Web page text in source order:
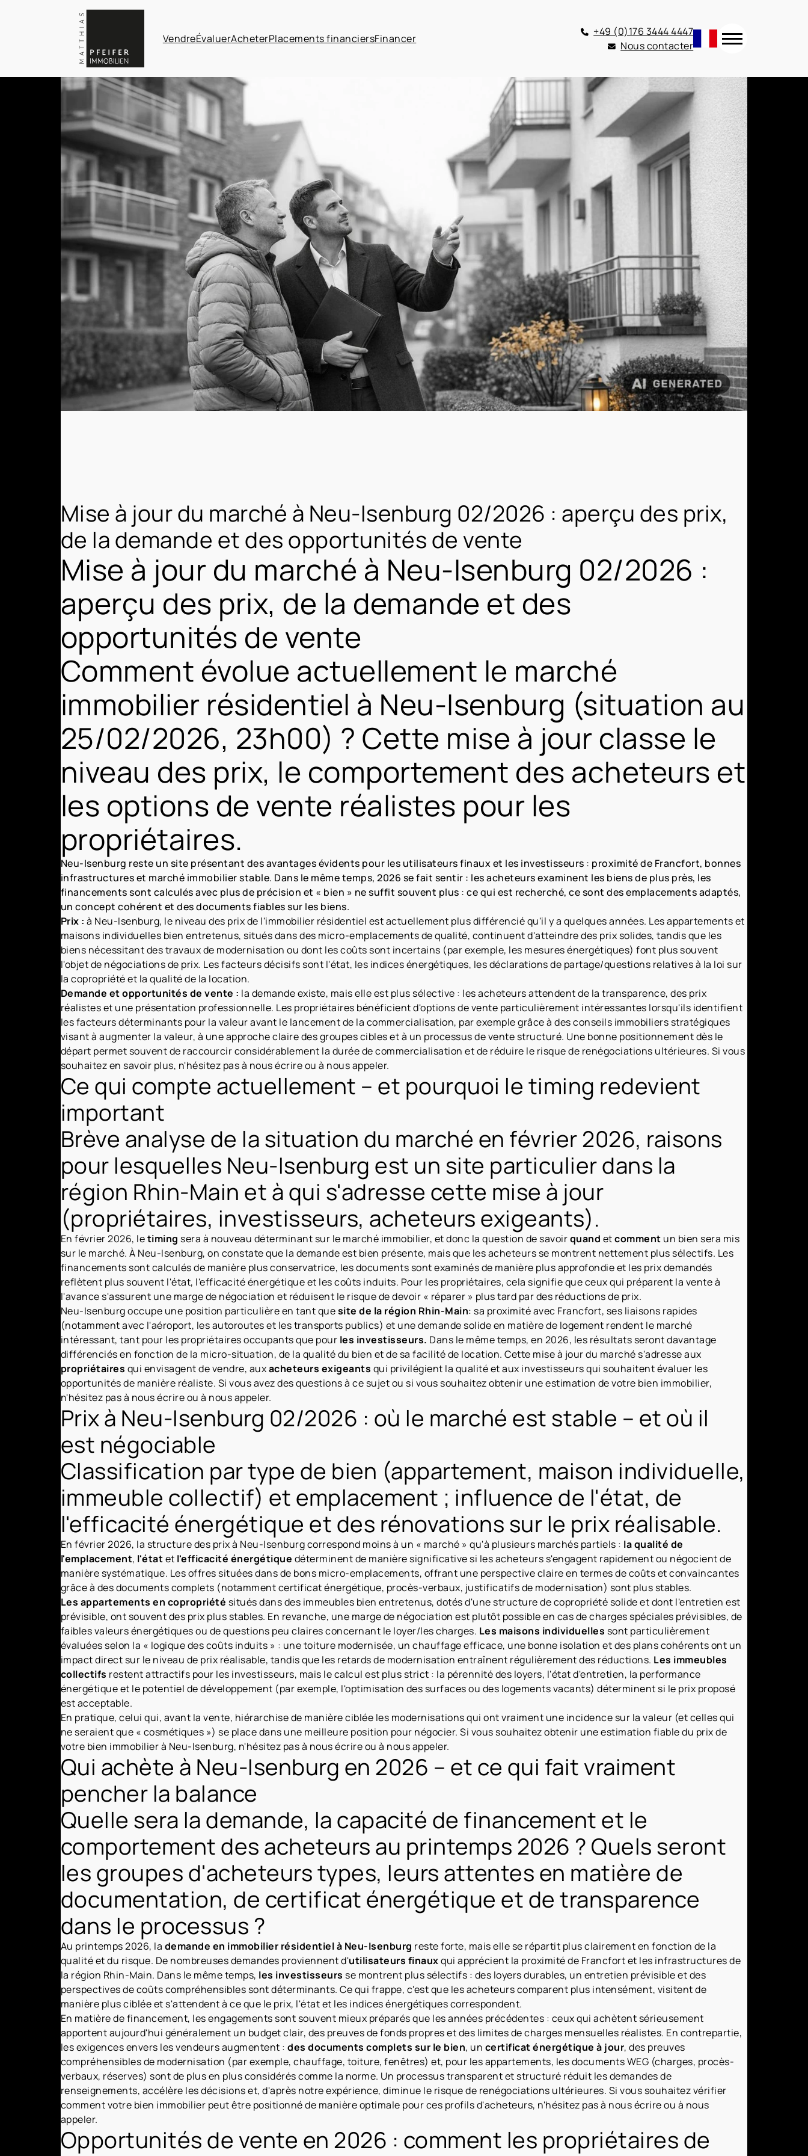
VendreÉvaluerAcheterPlacements financiersFinancer
+49 (0)176 3444 4447
Nous contacter
Mise à jour du marché à Neu-Isenburg 02/2026 : aperçu des prix,
de la demande et des opportunités de vente
Mise à jour du marché à Neu-Isenburg 02/2026 :
aperçu des prix, de la demande et des
opportunités de vente
Comment évolue actuellement le marché
immobilier résidentiel à Neu-Isenburg (situation au
25/02/2026, 23h00) ? Cette mise à jour classe le
niveau des prix, le comportement des acheteurs et
les options de vente réalistes pour les
propriétaires.
Neu-Isenburg reste un site présentant des avantages évidents pour les utilisateurs finaux et les investisseurs : proximité de Francfort, bonnes
infrastructures et marché immobilier stable. Dans le même temps, 2026 se fait sentir : les acheteurs examinent les biens de plus près, les
financements sont calculés avec plus de précision et « bien » ne suffit souvent plus : ce qui est recherché, ce sont des emplacements adaptés,
un concept cohérent et des documents fiables sur les biens.
Prix : à Neu-Isenburg, le niveau des prix de l'immobilier résidentiel est actuellement plus différencié qu'il y a quelques années. Les appartements et
maisons individuelles bien entretenus, situés dans des micro-emplacements de qualité, continuent d'atteindre des prix solides, tandis que les
biens nécessitant des travaux de modernisation ou dont les coûts sont incertains (par exemple, les mesures énergétiques) font plus souvent
l'objet de négociations de prix. Les facteurs décisifs sont l'état, les indices énergétiques, les déclarations de partage/questions relatives à la loi sur
la copropriété et la qualité de la location.
Demande et opportunités de vente : la demande existe, mais elle est plus sélective : les acheteurs attendent de la transparence, des prix
réalistes et une présentation professionnelle. Les propriétaires bénéficient d'options de vente particulièrement intéressantes lorsqu'ils identifient
les facteurs déterminants pour la valeur avant le lancement de la commercialisation, par exemple grâce à des conseils immobiliers stratégiques
visant à augmenter la valeur, à une approche claire des groupes cibles et à un processus de vente structuré. Une bonne positionnement dès le
départ permet souvent de raccourcir considérablement la durée de commercialisation et de réduire le risque de renégociations ultérieures. Si vous
souhaitez en savoir plus, n'hésitez pas à nous écrire ou à nous appeler.
Ce qui compte actuellement – et pourquoi le timing redevient
important
Brève analyse de la situation du marché en février 2026, raisons
pour lesquelles Neu-Isenburg est un site particulier dans la
région Rhin-Main et à qui s'adresse cette mise à jour
(propriétaires, investisseurs, acheteurs exigeants).
En février 2026, letiming sera à nouveau déterminant sur le marché immobilier, et donc la question de savoirquand etcomment un bien sera mis
sur le marché. À Neu-Isenburg, on constate que la demande est bien présente, mais que les acheteurs se montrent nettement plus sélectifs. Les
financements sont calculés de manière plus conservatrice, les documents sont examinés de manière plus approfondie et les prix demandés
reflètent plus souvent l'état, l'efficacité énergétique et les coûts induits. Pour les propriétaires, cela signifie que ceux qui préparent la vente à
l'avance s'assurent une marge de négociation et réduisent le risque de devoir « réparer » plus tard par des réductions de prix.
Neu-Isenburg occupe une position particulière en tant quesite de la région Rhin-Main: sa proximité avec Francfort, ses liaisons rapides
(notamment avec l'aéroport, les autoroutes et les transports publics) et une demande solide en matière de logement rendent le marché
intéressant, tant pour les propriétaires occupants que pour les investisseurs. Dans le même temps, en 2026, les résultats seront davantage
différenciés en fonction de la micro-situation, de la qualité du bien et de sa facilité de location. Cette mise à jour du marché s'adresse aux
propriétaires qui envisagent de vendre, auxacheteurs exigeants qui privilégient la qualité et aux investisseurs qui souhaitent évaluer les
opportunités de manière réaliste. Si vous avez des questions à ce sujet ou si vous souhaitez obtenir une estimation de votre bien immobilier,
n'hésitez pas à nous écrire ou à nous appeler.
Prix à Neu-Isenburg 02/2026 : où le marché est stable – et où il
est négociable
Classification par type de bien (appartement, maison individuelle,
immeuble collectif) et emplacement ; influence de l'état, de
l'efficacité énergétique et des rénovations sur le prix réalisable.
En février 2026, la structure des prix à Neu-Isenburg correspond moins à un « marché » qu'à plusieurs marchés partiels : la qualité de
l'emplacement, l'étatet l'efficacité énergétique déterminent de manière significative si les acheteurs s'engagent rapidement ou négocient de
manière systématique. Les offres situées dans de bons micro-emplacements, offrant une perspective claire en termes de coûts et convaincantes
grâce à des documents complets (notamment certificat énergétique, procès-verbaux, justificatifs de modernisation) sont plus stables.
Les appartements en copropriété situés dans des immeubles bien entretenus, dotés d'une structure de copropriété solide et dont l'entretien est
prévisible, ont souvent des prix plus stables. En revanche, une marge de négociation est plutôt possible en cas de charges spéciales prévisibles, de
faibles valeurs énergétiques ou de questions peu claires concernant le loyer/les charges. Les maisons individuelles sont particulièrement
évaluées selon la « logique des coûts induits » : une toiture modernisée, un chauffage efficace, une bonne isolation et des plans cohérents ont un
impact direct sur le niveau de prix réalisable, tandis que les retards de modernisation entraînent régulièrement des réductions. Les immeubles
collectifs restent attractifs pour les investisseurs, mais le calcul est plus strict : la pérennité des loyers, l'état d'entretien, la performance
énergétique et le potentiel de développement (par exemple, l'optimisation des surfaces ou des logements vacants) déterminent si le prix proposé
est acceptable.
En pratique, celui qui, avant la vente, hiérarchise de manière ciblée les modernisations qui ont vraiment une incidence sur la valeur (et celles qui
ne seraient que « cosmétiques ») se place dans une meilleure position pour négocier. Si vous souhaitez obtenir une estimation fiable du prix de
votre bien immobilier à Neu-Isenburg, n'hésitez pas à nous écrire ou à nous appeler.
Qui achète à Neu-Isenburg en 2026 – et ce qui fait vraiment
pencher la balance
Quelle sera la demande, la capacité de financement et le
comportement des acheteurs au printemps 2026 ? Quels seront
les groupes d'acheteurs types, leurs attentes en matière de
documentation, de certificat énergétique et de transparence
dans le processus ?
Au printemps 2026, la demande en immobilier résidentiel à Neu-Isenburg reste forte, mais elle se répartit plus clairement en fonction de la
qualité et du risque. De nombreuses demandes proviennent d'utilisateurs finauxqui apprécient la proximité de Francfort et les infrastructures de
la région Rhin-Main. Dans le même temps, les investisseurs se montrent plus sélectifs : des loyers durables, un entretien prévisible et des
perspectives de coûts compréhensibles sont déterminants. Ce qui frappe, c'est que les acheteurs comparent plus intensément, visitent de
manière plus ciblée et s'attendent à ce que le prix, l'état et les indices énergétiques correspondent.
En matière de financement, les engagements sont souvent mieux préparés que les années précédentes : ceux qui achètent sérieusement
apportent aujourd'hui généralement un budget clair, des preuves de fonds propres et des limites de charges mensuelles réalistes. En contrepartie,
les exigences envers les vendeurs augmentent :des documents complets sur le bien, un certificat énergétique à jour, des preuves
compréhensibles de modernisation (par exemple, chauffage, toiture, fenêtres) et, pour les appartements, les documents WEG (charges, procès-
verbaux, réserves) sont de plus en plus considérés comme la norme. Un processus transparent et structuré réduit les demandes de
renseignements, accélère les décisions et, d'après notre expérience, diminue le risque de renégociations ultérieures. Si vous souhaitez vérifier
comment votre bien immobilier peut être positionné de manière optimale pour ces profils d'acheteurs, n'hésitez pas à nous écrire ou à nous
appeler.
Opportunités de vente en 2026 : comment les propriétaires de